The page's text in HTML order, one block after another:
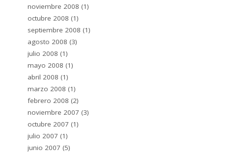
noviembre 2008 (1)
octubre 2008 (1)
septiembre 2008 (1)
agosto 2008 (3)
julio 2008 (1)
mayo 2008 (1)
abril 2008 (1)
marzo 2008 (1)
febrero 2008 (2)
noviembre 2007 (3)
octubre 2007 (1)
julio 2007 (1)
junio 2007 (5)